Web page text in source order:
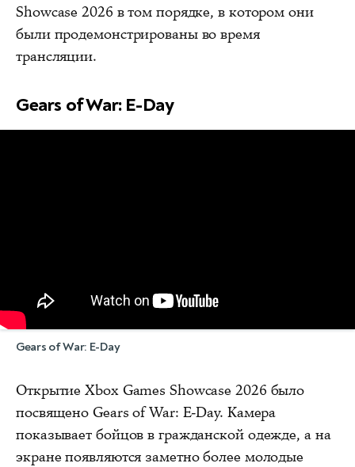
Showcase 2026 в том порядке, в котором они
были продемонстрированы во время
трансляции.
Gears of War: E-Day
Gears of War: E-Day
Открытие Xbox Games Showcase 2026 было
посвящено Gears of War: E-Day. Камера
показывает бойцов в гражданской одежде, а на
экране появляются заметно более молодые